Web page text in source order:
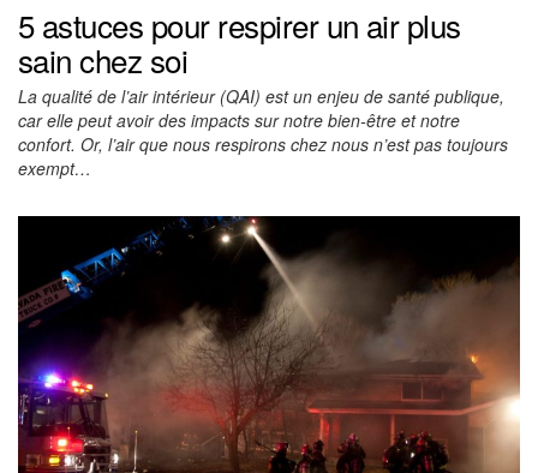
5 astuces pour respirer un air plus
sain chez soi
La qualité de l’air intérieur (QAI) est un enjeu de santé publique,
car elle peut avoir des impacts sur notre bien-être et notre
confort. Or, l’air que nous respirons chez nous n’est pas toujours
exempt…